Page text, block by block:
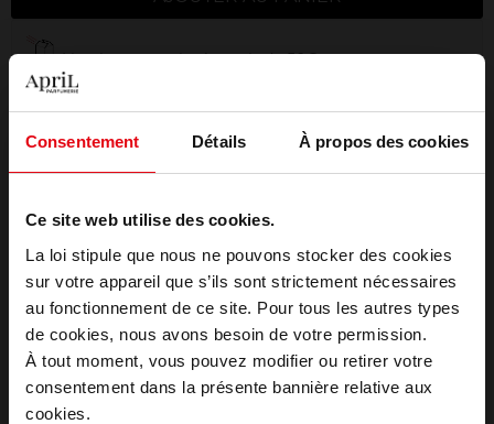
Consentement Détails À propos des cookies
Ce site web utilise des cookies.
La loi stipule que nous ne pouvons stocker des cookies
sur votre appareil que s’ils sont strictement nécessaires
au fonctionnement de ce site. Pour tous les autres types
de cookies, nous avons besoin de votre permission.
À tout moment, vous pouvez modifier ou retirer votre
consentement dans la présente bannière relative aux
cookies.
Livraison gratuite à partir de 50€
Retour gratuit dans votre magasin
Emballage cadeau offert
Description
CaractéristiquesChoisissez votre pays